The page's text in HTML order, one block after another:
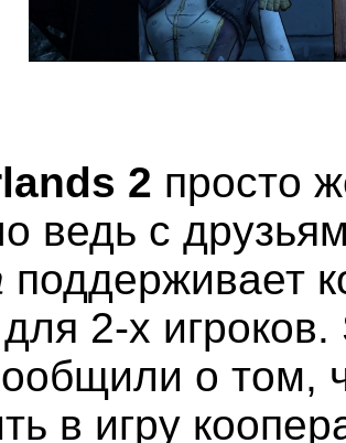
2 просто
ведь с
поддерживает
2-х
о том,
в игру